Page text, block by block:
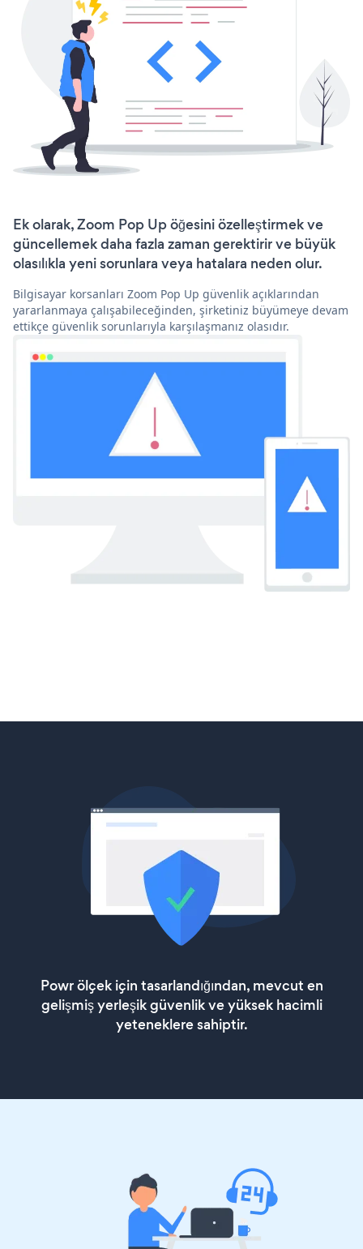
Ek olarak, Zoom Pop Up öğesini özelleştirmek ve
güncellemek daha fazla zaman gerektirir ve büyük
olasılıkla yeni sorunlara veya hatalara neden olur.
Bilgisayar korsanları Zoom Pop Up güvenlik açıklarından
yararlanmaya çalışabileceğinden, şirketiniz büyümeye devam
ettikçe güvenlik sorunlarıyla karşılaşmanız olasıdır.
Powr ölçek için tasarlandığından, mevcut en
gelişmiş yerleşik güvenlik ve yüksek hacimli
yeteneklere sahiptir.